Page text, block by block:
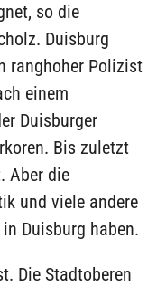
so die
Duisburg
ranghoher Polizist
einem
Duisburger
Bis zuletzt
Aber die
und viele andere
Duisburg haben.
Die Stadtoberen